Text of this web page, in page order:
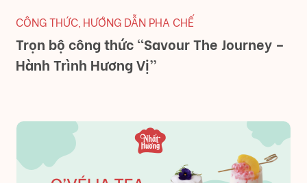
CÔNG THỨC HƯỚNG DẪN PHA CHẾ
Trọn bộ công thức “Savour The Journey –
Hành Trình Hương Vị”